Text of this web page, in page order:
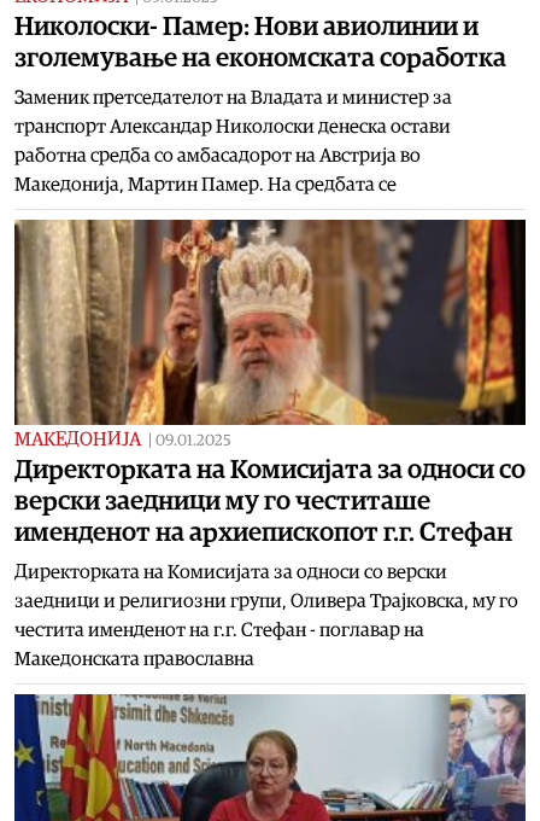
Николоски- Памер: Нови авиолинии и
зголемување на економската соработка
Заменик претседателот на Владата и министер за
транспорт Александар Николоски денеска остави
работна средба со амбасадорот на Австрија во
Македонија, Мартин Памер. На средбата се
МАКЕДОНИЈА 09.01.2025
Директорката на Комисијата за односи со
верски заедници му го честиташе
именденот на архиепископот г.г. Стефан
Директорката на Комисијата за односи со верски
заедници и религиозни групи, Оливера Трајковска, му го
честита именденот на г.г. Стефан - поглавар на
Македонската православна